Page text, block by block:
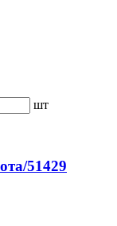
шт
51429